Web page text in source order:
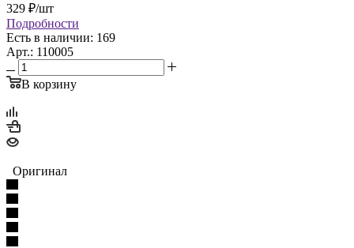
329 ₽/шт
Подробности
Есть в наличии: 169
Арт.: 110005
В корзину
Оригинал